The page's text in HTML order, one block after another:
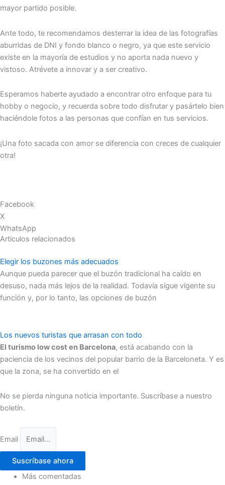
mayor partido posible.
Ante todo, te recomendamos desterrar la idea de las fotografías
aburridas de DNI y fondo blanco o negro, ya que este servicio
existe en la mayoría de estudios y no aporta nada nuevo y
vistoso. Atrévete a innovar y a ser creativo.
Esperamos haberte ayudado a encontrar otro enfoque para tu
hobby o negocio, y recuerda sobre todo disfrutar y pasártelo bien
haciéndole fotos a las personas que confían en tus servicios.
¡Una foto sacada con amor se diferencia con creces de cualquier
otra!
Facebook
X
WhatsApp
Articulos relacionados
Elegir los buzones más adecuados
Aunque pueda parecer que el buzón tradicional ha caído en
desuso, nada más lejos de la realidad. Todavía sigue vigente su
función y, por lo tanto, las opciones de buzón
Los nuevos turistas que arrasan con todo
El turismo low cost en Barcelona, está acabando con la
paciencia de los vecinos del popular barrio de la Barceloneta. Y es
que la zona, se ha convertido en el
No se pierda ninguna noticia importante. Suscríbase a nuestro
boletín.
Email
Suscríbase ahora
Más comentadas